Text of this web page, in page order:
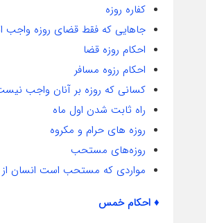
کفاره روزه
جاهایی که فقط قضای روزه
احکام روزه قضا
احکام رزوه مسافر
کسانی که روزه بر آنان واجب
راه ثابت شدن اول ماه
روزه های حرام و مکروه
روزه‌های مستحب
مواردی که مستحب است انسان از
♦ احکام خمس